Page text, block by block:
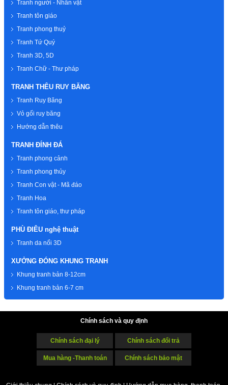
Tranh người - Nhân vật
Tranh tôn giáo
Tranh phong thuỷ
Tranh Tứ Quý
Tranh 3D, 5D
Tranh Chữ - Thư pháp
TRANH THÊU RUY BĂNG
Tranh Ruy Băng
Vỏ gối ruy băng
Hướng dẫn thêu
TRANH ĐÍNH ĐÁ
Tranh phong cảnh
Tranh phong thủy
Tranh Con vật - Mã đáo
Tranh Hoa
Tranh tôn giáo, thư pháp
PHÙ ĐIÊU nghệ thuật
Tranh da nổi 3D
XƯỞNG ĐÓNG KHUNG TRANH
Khung tranh bản 8-12cm
Khung tranh bản 6-7 cm
Chính sách và quy định
Chính sách đại lý Chính sách đổi trả
Mua hàng -Thanh toán Chính sách bảo mật